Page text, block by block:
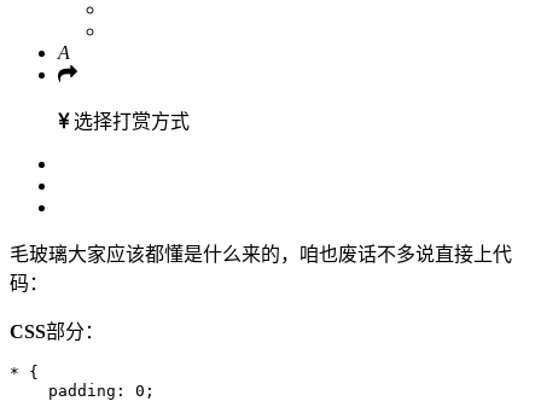
A
选择打赏方式
毛玻璃大家应该都懂是什么来的，咱也废话不多说直接上代
码：
CSS部分：
* {
    padding: 0;